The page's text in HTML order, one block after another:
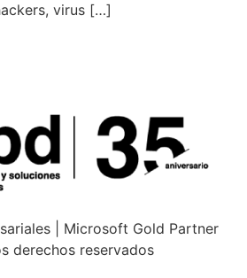
virus […]
| Microsoft Gold Partner
derechos reservados